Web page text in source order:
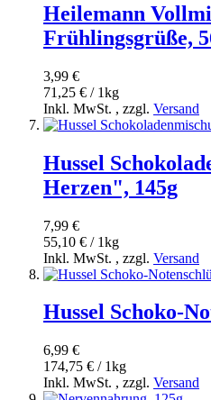
Heilemann
Frühlingsgrüße,
3,99 €
71,25 € / 1kg
Inkl. MwSt. , zzgl. Versand
Hussel
Herzen", 145g
7,99 €
55,10 € / 1kg
Inkl. MwSt. , zzgl. Versand
Hussel Schoko-
6,99 €
174,75 € / 1kg
Inkl. MwSt. , zzgl. Versand